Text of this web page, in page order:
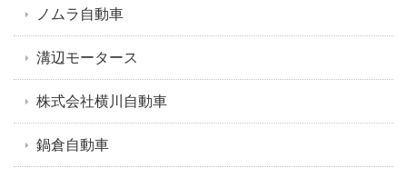
ノムラ自動車
溝辺モータース
株式会社横川自動車
鍋倉自動車